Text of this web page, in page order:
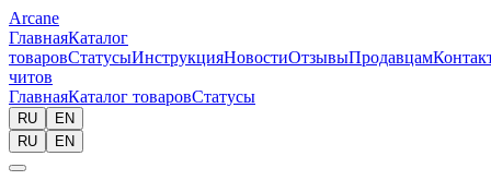
Arcane
ГлавнаяКаталог
товаровСтатусыИнструкцияНовостиОтзывыПродавцам
читов
ГлавнаяКаталог товаровСтатусы
RU
EN
RU
EN